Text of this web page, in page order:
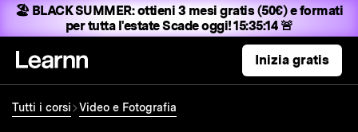
🏖️ BLACK SUMMER:ottieni 3 mesi gratis (50€) e formati
per tutta l'estateScade oggi! 15:35:13 🚨
Inizia gratis
Tutti i corsi Video e Fotografia